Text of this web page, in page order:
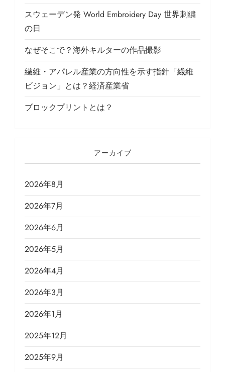
スウェーデン発 World Embroidery Day 世界刺繍
の日
なぜそこで？海外キルターの作品撮影
繊維・アパレル産業の方向性を示す指針「繊維
ビジョン」とは？経済産業省
ブロックプリントとは？
アーカイブ
2026年8月
2026年7月
2026年6月
2026年5月
2026年4月
2026年3月
2026年1月
2025年12月
2025年9月